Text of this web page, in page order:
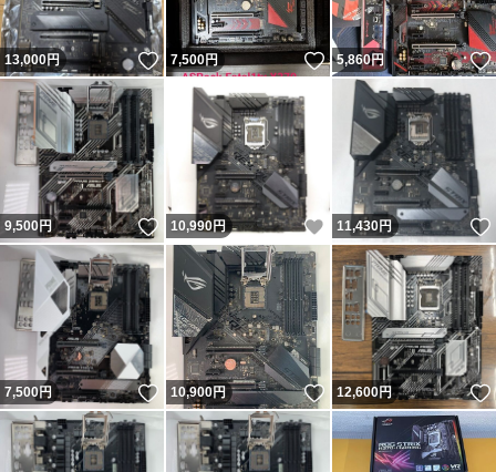
13,000円 いいね！
7,500円 いいね！
5,860円
9,500円 いいね！
10,990円 いいね！
11,430円
7,500円 いいね！
10,900円 いいね！
12,600円